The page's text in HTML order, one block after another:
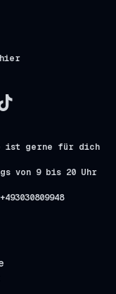
ist gerne für dich
von 9 bis 20 Uhr